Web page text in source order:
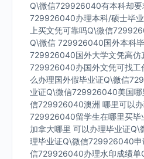
Q\微信729926040有本科却
729926040办理本科/硕士毕
上买文凭可靠吗Q\微信
Q\微信 729926040国外本科
729926040国外大学文凭高仿
729926040办国外文凭可找
么办理国外假毕业证Q\微信
业证Q\微信729926040美国哪
信729926040澳洲 哪里可以
729926040留学生在哪里买
加拿大哪里 可以办理毕业证
理毕业证Q\微信729926040申
信729926040办理水印成绩